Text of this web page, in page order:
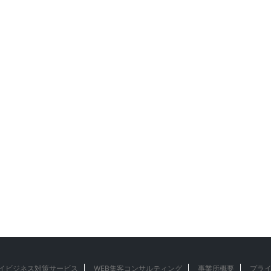
ビジネス対策サービス WEB集客コンサルティング 事業所概要 プラ